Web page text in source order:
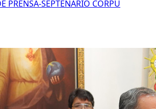
PRENSA-SEPTENARIO CORPU